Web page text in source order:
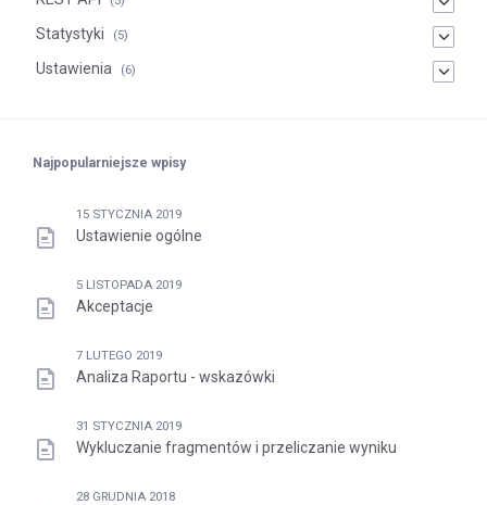
Statystyki (5)
Ustawienia (6)
Najpopularniejsze wpisy
15 STYCZNIA 2019
Ustawienie ogólne
5 LISTOPADA 2019
Akceptacje
7 LUTEGO 2019
Analiza Raportu - wskazówki
31 STYCZNIA 2019
Wykluczanie fragmentów i przeliczanie wyniku
28 GRUDNIA 2018